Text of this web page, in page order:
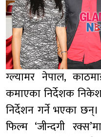
ग्ल्यामर नेपाल,
कमाएका निर्देशक
निर्देशन गर्ने भएका
फिल्म ‘जीन्दगी